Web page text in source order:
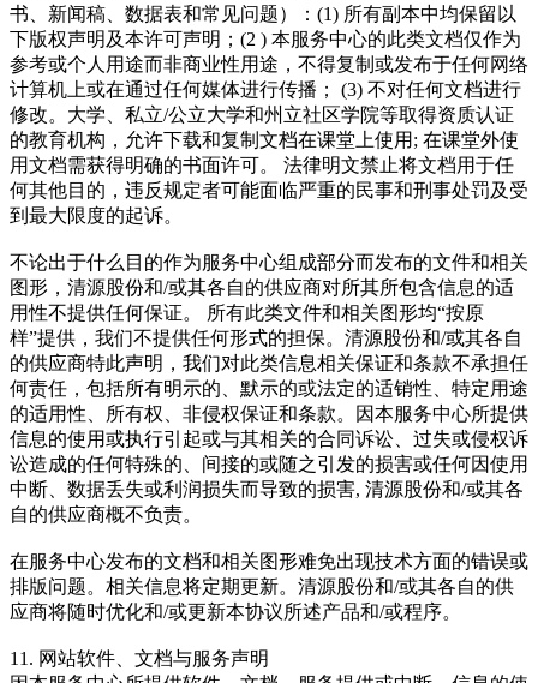
书、新闻稿、数据表和常见问题）：(1) 所有副本中均保留以
下版权声明及本许可声明；(2 ) 本服务中心的此类文档仅作为
参考或个人用途而非商业性用途，不得复制或发布于任何网络
计算机上或在通过任何媒体进行传播； (3) 不对任何文档进行
修改。大学、私立/公立大学和州立社区学院等取得资质认证
的教育机构，允许下载和复制文档在课堂上使用; 在课堂外使
用文档需获得明确的书面许可。 法律明文禁止将文档用于任
何其他目的，违反规定者可能面临严重的民事和刑事处罚及受
到最大限度的起诉。
不论出于什么目的作为服务中心组成部分而发布的文件和相关
图形，清源股份和/或其各自的供应商对所其所包含信息的适
用性不提供任何保证。 所有此类文件和相关图形均“按原
样”提供，我们不提供任何形式的担保。清源股份和/或其各自
的供应商特此声明，我们对此类信息相关保证和条款不承担任
何责任，包括所有明示的、默示的或法定的适销性、特定用途
的适用性、所有权、非侵权保证和条款。因本服务中心所提供
信息的使用或执行引起或与其相关的合同诉讼、过失或侵权诉
讼造成的任何特殊的、间接的或随之引发的损害或任何因使用
中断、数据丢失或利润损失而导致的损害, 清源股份和/或其各
自的供应商概不负责。
在服务中心发布的文档和相关图形难免出现技术方面的错误或
排版问题。相关信息将定期更新。清源股份和/或其各自的供
应商将随时优化和/或更新本协议所述产品和/或程序。
11. 网站软件、文档与服务声明